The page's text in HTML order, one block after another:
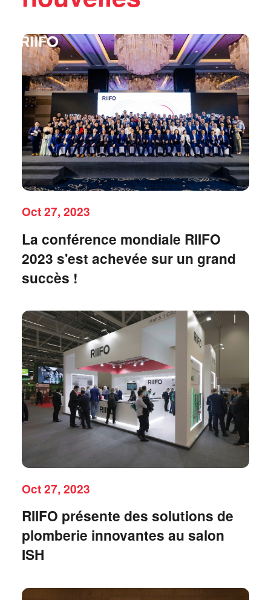
Oct 27, 2023
La conférence mondiale RIIFO
2023 s'est achevée sur un grand
succès !
Oct 27, 2023
RIIFO présente des solutions de
plomberie innovantes au salon
ISH